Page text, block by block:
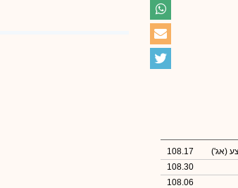
(אג')
108.17
108.30
108.06